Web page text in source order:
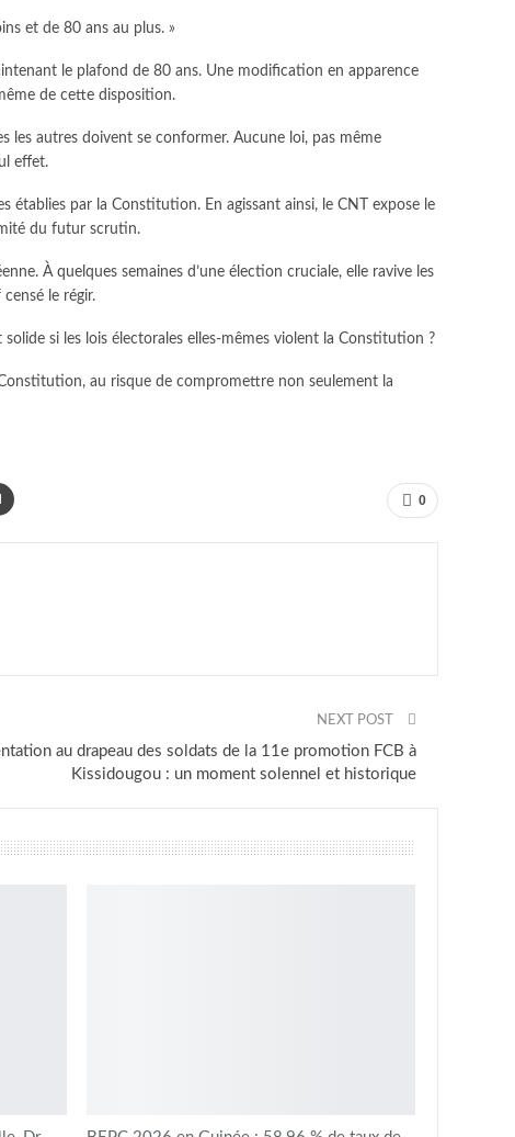
et de 80 ans au plus. »
le plafond de 80 ans. Une modification en apparence
de cette disposition.
les autres doivent se conformer. Aucune loi, pas même
effet.
établies par la Constitution. En agissant ainsi, le CNT expose le
du futur scrutin.
À quelques semaines d’une élection cruciale, elle ravive les
le régir.
si les lois électorales elles-mêmes violent la Constitution ?
au risque de compromettre non seulement la
0
NEXT POST
au drapeau des soldats de la 11e promotion FCB à
Kissidougou : un moment solennel et historique